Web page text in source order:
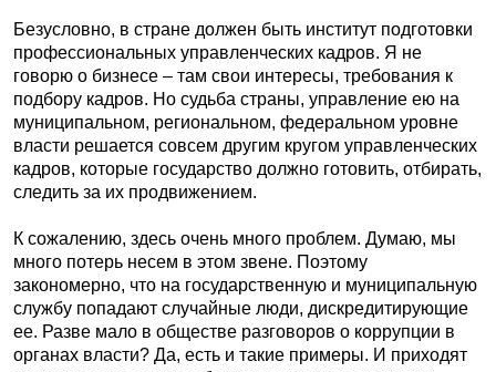
Безусловно, в стране должен быть институт подготовки
профессиональных управленческих кадров. Я не
говорю о бизнесе – там свои интересы, требования к
подбору кадров. Но судьба страны, управление ею на
муниципальном, региональном, федеральном уровне
власти решается совсем другим кругом управленческих
кадров, которые государство должно готовить, отбирать,
следить за их продвижением.
К сожалению, здесь очень много проблем. Думаю, мы
много потерь несем в этом звене. Поэтому
закономерно, что на государственную и муниципальную
службу попадают случайные люди, дискредитирующие
ее. Разве мало в обществе разговоров о коррупции в
органах власти? Да, есть и такие примеры. И приходят